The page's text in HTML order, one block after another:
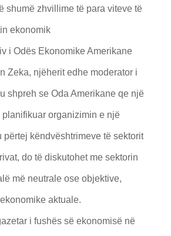
shumë zhvillime të para viteve të
ekonomik
i Odës Ekonomike Amerikane
Zeka, njëherit edhe moderator i
shpreh se Oda Amerikane qe një
planifikuar organizimin e një
përtej këndvështrimeve të sektorit
do të diskutohet me sektorin
më neutrale ose objektive,
aktuale.
i fushës së ekonomisë në